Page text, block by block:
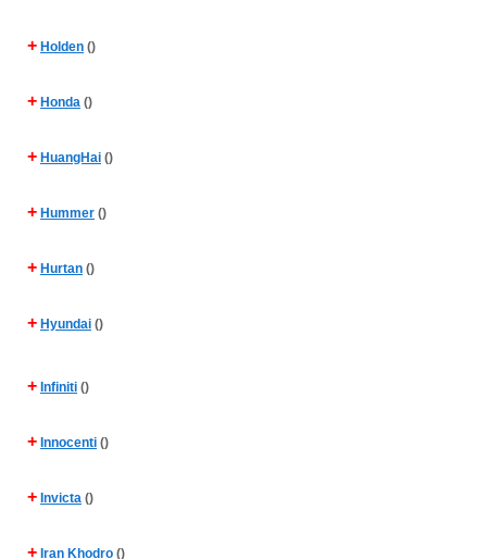
+ Holden ()
+ Honda ()
+ HuangHai ()
+ Hummer ()
+ Hurtan ()
+ Hyundai ()
+ Infiniti ()
+ Innocenti ()
+ Invicta ()
+ Iran Khodro ()